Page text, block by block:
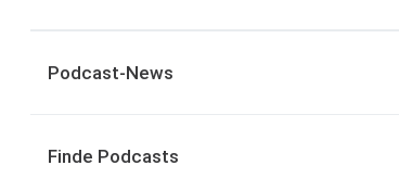
Podcast-News
Finde Podcasts